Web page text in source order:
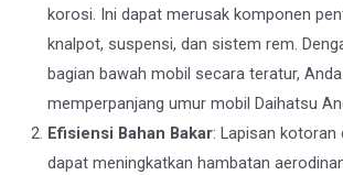
korosi. Ini dapat merusak komponen
knalpot, suspensi, dan sistem rem.
bagian bawah mobil secara teratur,
memperpanjang umur mobil Daihatsu
Efisiensi Bahan Bakar: Lapisan kotoran
dapat meningkatkan hambatan